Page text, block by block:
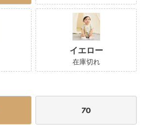
イエロー
在庫切れ
70